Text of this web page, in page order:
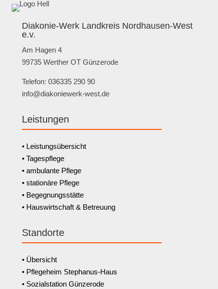
Diakonie-Werk Landkreis Nordhausen-West
e.v.
Am Hagen 4
99735 Werther OT Günzerode
Telefon: 036335 290 90
info@diakoniewerk-west.de
Leistungen
• Leistungsübersicht
• Tagespflege
• ambulante Pflege
• stationäre Pflege
• Begegnungsstätte
• Hauswirtschaft & Betreuung
Standorte
• Übersicht
• Pflegeheim Stephanus-Haus
• Sozialstation Günzerode